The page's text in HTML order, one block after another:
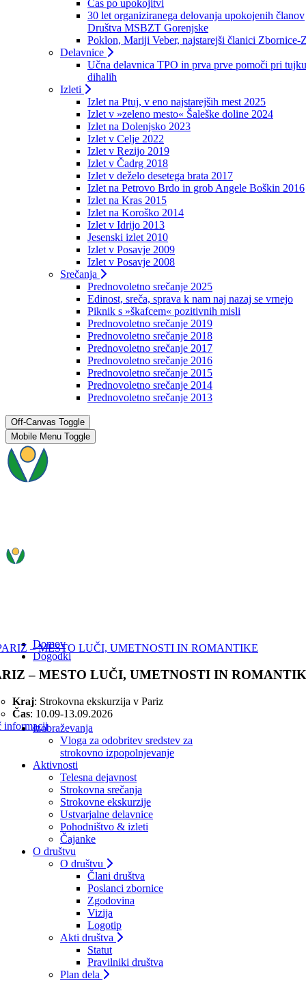
Čas po upokojitvi
30 let organiziranega delovanja upokojenih članov
Društva MSBZT Gorenjske
Poklon, Mariji Veber, najstarejši članici Zbornice-
Delavnice
Učna delavnica TPO in prva prve pomoči pri
dihalih
Izleti
Izlet na Ptuj, v eno najstarejših mest 2025
Izlet v »zeleno mesto« Šaleške doline 2024
Izlet na Dolenjsko 2023
Izlet v Celje 2022
Izlet v Rezijo 2019
Izlet v Čadrg 2018
Izlet v deželo desetega brata 2017
Izlet na Petrovo Brdo in grob Angele Boškin 2016
Izlet na Kras 2015
Izlet na Koroško 2014
Izlet v Idrijo 2013
Jesenski izlet 2010
Izlet v Posavje 2009
Izlet v Posavje 2008
Srečanja
Prednovoletno srečanje 2025
Edinost, sreča, sprava k nam naj nazaj se vrnejo
Piknik s »škafcem« pozitivnih misli
Prednovoletno srečanje 2019
Prednovoletno srečanje 2018
Prednovoletno srečanje 2017
Prednovoletno srečanje 2016
Prednovoletno srečanje 2015
Prednovoletno srečanje 2014
Prednovoletno srečanje 2013
Off-Canvas Toggle
Mobile Menu Toggle
Domov
Dogodki
– MESTO LUČI, UMETNOSTI IN
Kraj: Strokovna ekskurzija v Pariz
Čas: 10.09-13.09.2026
informacijIzobraževanja
Vloga za odobritev sredstev za
strokovno izpopolnjevanje
Aktivnosti
Telesna dejavnost
Strokovna srečanja
Strokovne ekskurzije
Ustvarjalne delavnice
Pohodništvo & izleti
Čajanke
O društvu
O društvu
Člani društva
Poslanci zbornice
Zgodovina
Vizija
Logotip
Akti društva
Statut
Pravilniki društva
Plan dela